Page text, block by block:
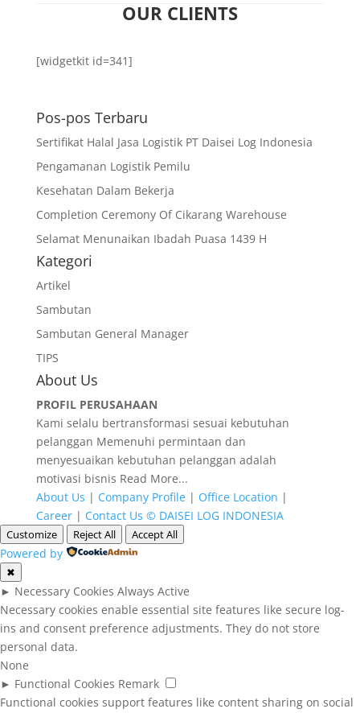
OUR CLIENTS
[widgetkit id=341]
Pos-pos Terbaru
Sertifikat Halal Jasa Logistik PT Daisei Log Indonesia
Pengamanan Logistik Pemilu
Kesehatan Dalam Bekerja
Completion Ceremony Of Cikarang Warehouse
Selamat Menunaikan Ibadah Puasa 1439 H
Kategori
Artikel
Sambutan
Sambutan General Manager
TIPS
About Us
PROFIL PERUSAHAAN
Kami selalu bertransformasi sesuai kebutuhan
pelanggan Memenuhi permintaan dan
menyesuaikan kebutuhan pelanggan adalah
motivasi bisnis Read More...
About Us | Company Profile| Office Location |
Career| Contact Us © DAISEI LOG INDONESIA
Customize Reject All Accept All
Powered by
✖
► Necessary Cookies Always Active
Necessary cookies enable essential site features like secure log-
ins and consent preference adjustments. They do not store
personal data.
None
► Functional Cookies Remark
Functional cookies support features like content sharing on social